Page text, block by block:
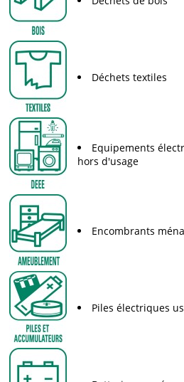
Déchets textiles
Equipements
hors d'usage
Encombrants
Piles électriques